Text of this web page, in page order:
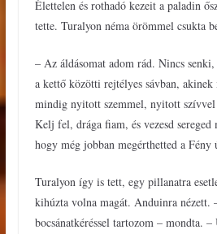
Élettelen és rothadó kezeit a paladin
tette. Turalyon néma örömmel csukta
– Az áldásomat adom rád. Nincs
a kettő közötti rejtélyes sávban, akinek
mindig nyitott szemmel, nyitott
Kelj fel, drága fiam, és vezesd sereged
hogy még jobban megérthetted a Fény
Turalyon így is tett, egy pillanatra
kihúzta volna magát. Anduinra nézett.
bocsánatkéréssel tartozom – mondta.